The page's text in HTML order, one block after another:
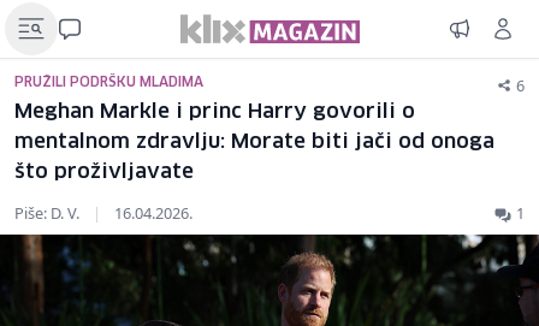
PRUŽILI PODRŠKU MLADIMA 6
Meghan Markle i princ Harry govorili o
mentalnom zdravlju: Morate biti jači od onoga
što proživljavate
Piše: D. V. | 16.04.2026. 1